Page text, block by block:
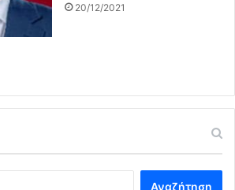
20/12/2021